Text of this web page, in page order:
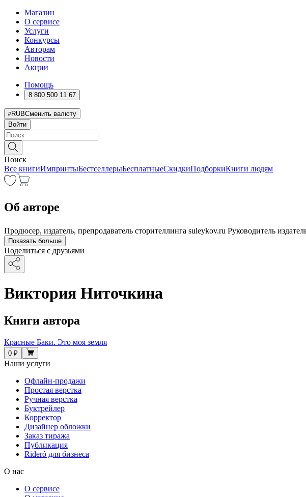
Магазин
О сервисе
Услуги
Конкурсы
Авторам
Новости
Акции
Помощь
8 800 500 11 67
RUBСменить валюту
Войти
Поиск
Все книгиИмпринтыБестселлерыБесплатныеСкидкиПодборкиКниги людям
Об авторе
Продюсер, издатель, препродаватель сторителлинга suleykov.ru Руководитель
Показать больше
Поделиться с друзьями
Виктория Ниточкина
Книги автора
Красные Баки. Это моя земля
0 ₽
Наши услуги
Офлайн-продажи
Простая верстка
Ручная верстка
Буктрейлер
Корректор
Дизайнер обложки
Заказ тиража
Публикация
Rideró для бизнеса
О нас
О сервисе